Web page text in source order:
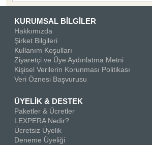
KURUMSAL BİLGİLER
Hakkımızda
Şirket Bilgileri
Kullanım Koşulları
Ziyaretçi ve Üye Aydınlatma Metni
Kişisel Verilerin Korunması Politikası
Veri Öznesi Başvurusu
ÜYELİK & DESTEK
Paketler & Ücretler
LEXPERA Nedir?
Ücretsiz Üyelik
Deneme Üyeliği